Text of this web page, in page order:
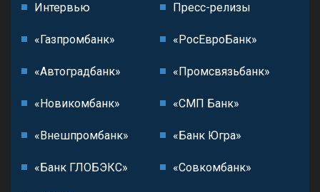
Интервью Пресс-релизы
«Газпромбанк» «РосЕвроБанк»
«Автоградбанк» «Промсвязьбанк»
«Новикомбанк» «СМП Банк»
«Внешпромбанк» «Банк Югра»
«Банк ГЛОБЭКС» «Совкомбанк»